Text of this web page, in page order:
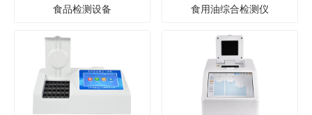
食品检测设备 食用油综合检测仪